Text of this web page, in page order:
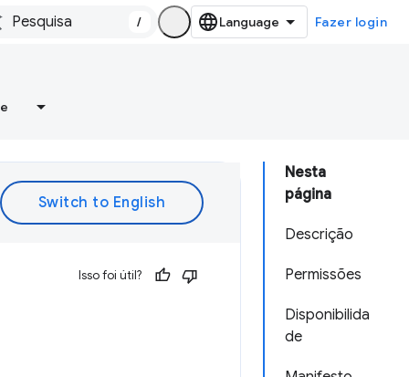
/ Fazer login
Nesta
página
Descrição
Permissões
Disponibilida
de
Isso foi útil?